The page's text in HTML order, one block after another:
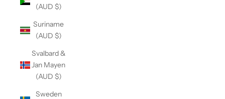
(AUD $)
Suriname
(AUD $)
Svalbard &
Jan Mayen
(AUD $)
Sweden